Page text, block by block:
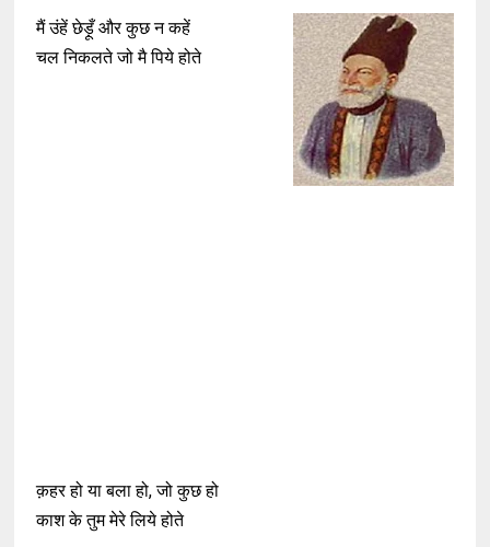
मैं उंहें छेड़ूँ और कुछ न कहें
चल निकलते जो मै पिये होते
क़हर हो या बला हो, जो कुछ हो
काश के तुम मेरे लिये होते